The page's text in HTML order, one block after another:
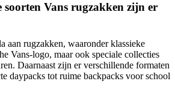
soorten Vans rugzakken zijn er
aan rugzakken, waaronder klassieke
Vans-logo, maar ook speciale collecties
Daarnaast zijn er verschillende formaten
daypacks tot ruime backpacks voor school